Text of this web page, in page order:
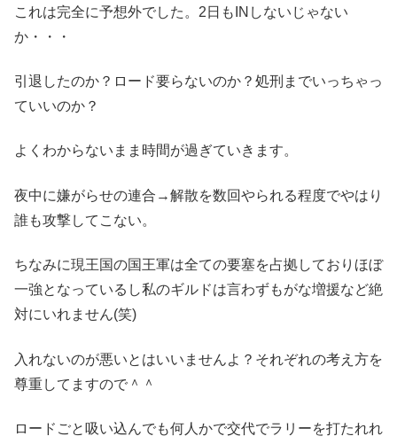
これは完全に予想外でした。2日もINしないじゃない
か・・・
引退したのか？ロード要らないのか？処刑までいっちゃっ
ていいのか？
よくわからないまま時間が過ぎていきます。
夜中に嫌がらせの連合→解散を数回やられる程度でやはり
誰も攻撃してこない。
ちなみに現王国の国王軍は全ての要塞を占拠しておりほぼ
一強となっているし私のギルドは言わずもがな増援など絶
対にいれません(笑)
入れないのが悪いとはいいませんよ？それぞれの考え方を
尊重してますので＾＾
ロードごと吸い込んでも何人かで交代でラリーを打たれれ